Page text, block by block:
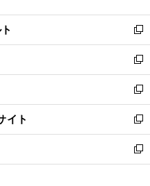
開
く
ウ
で
開
く
ン
ド
ウ
で
開
く
ウ
ィ
ン
ド
ウ
で
開
く
新
し
い
ウ
ィ
ン
ド
ウ
で
開
新
し
い
ウ
ィ
ン
ド
ウ
新
し
い
ウ
ィ
ン
イト
新
し
い
ウ
新
し